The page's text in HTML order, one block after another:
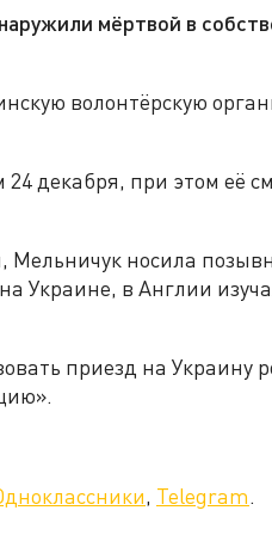
мёртвой в
волонтёрскую
декабря, при этом её
носила
Украине, в Англии
приезд на Украину
, Telegram.